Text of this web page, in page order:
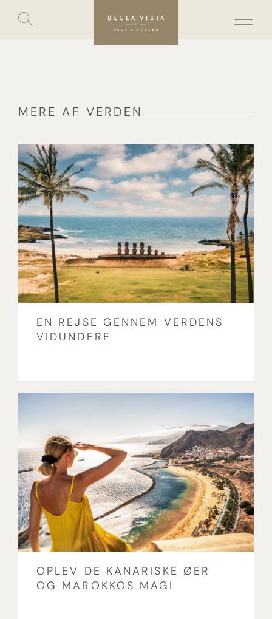
Skip
Toggle
search
MERE AF VERDEN
EN REJSE GENNEM VERDENS
VIDUNDERE
OPLEV DE KANARISKE ØER
OG MAROKKOS MAGI